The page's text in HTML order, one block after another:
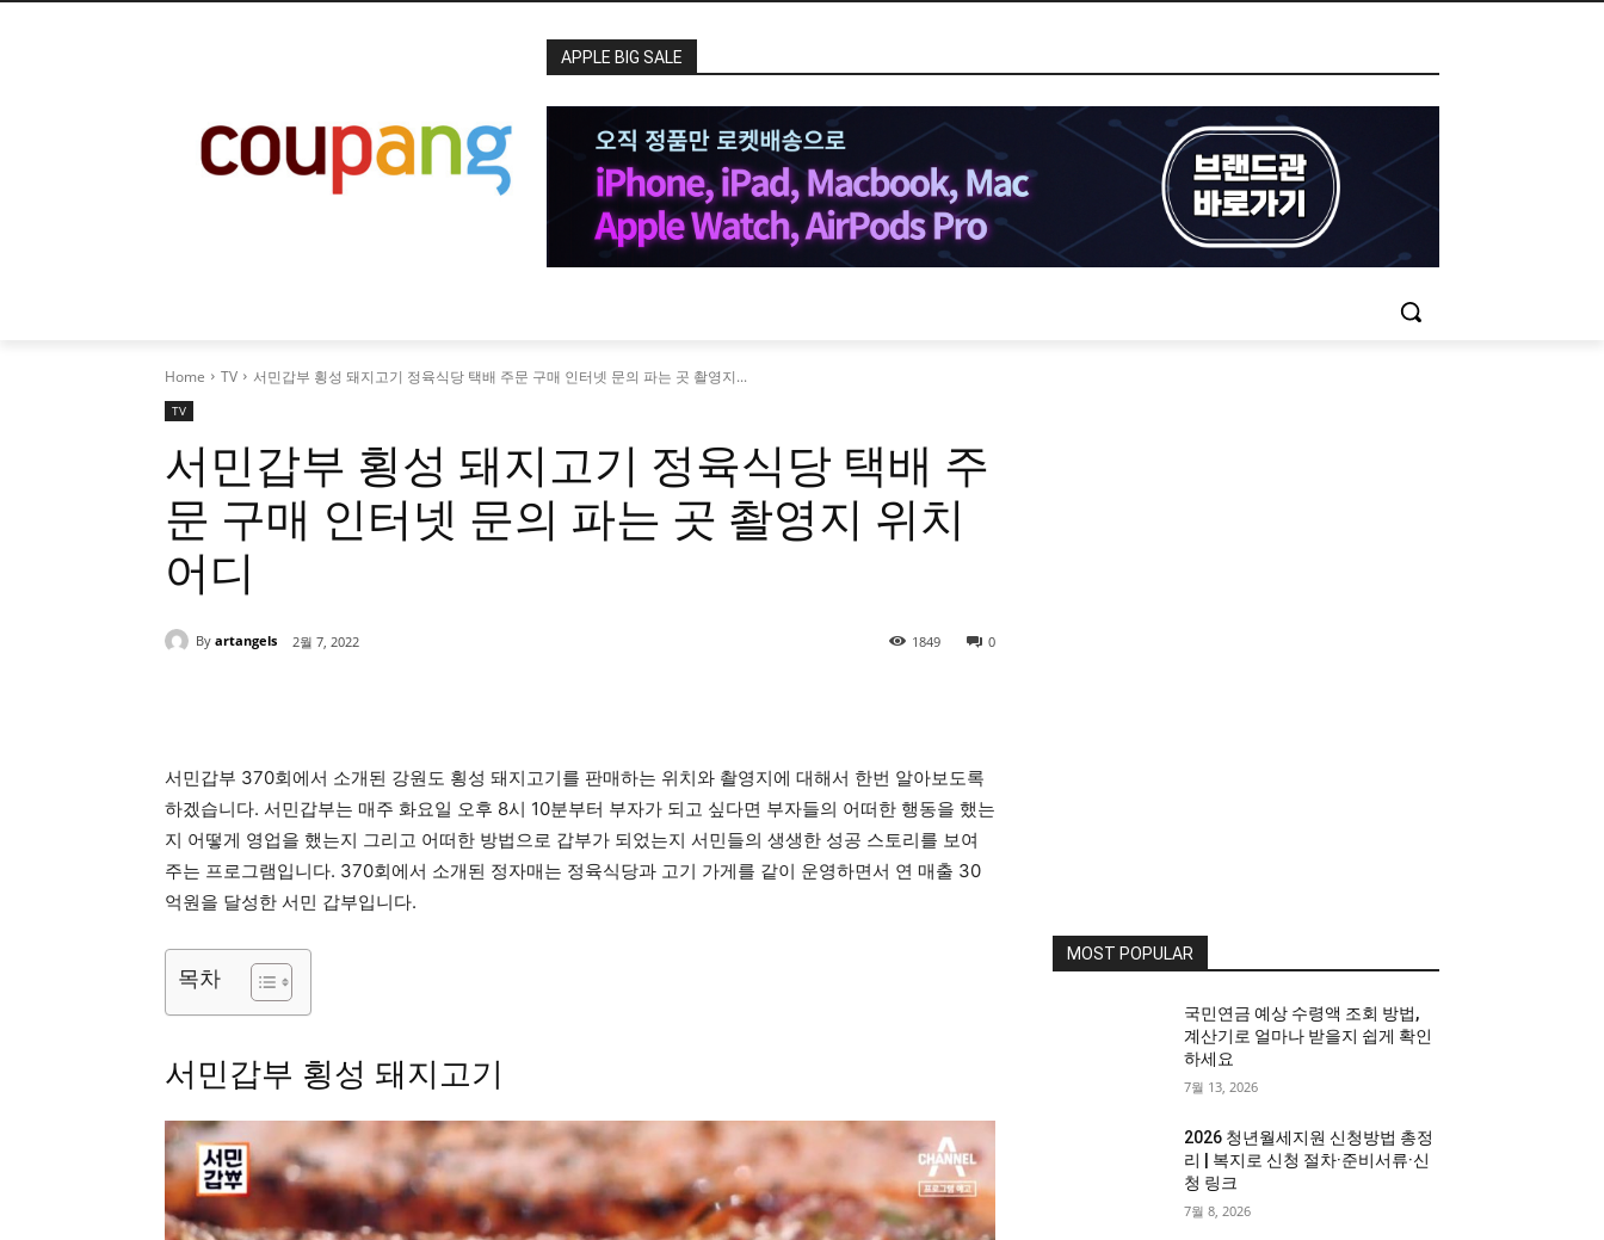
APPLE BIG SALE
Home TV 서민갑부 횡성 돼지고기 정육식당 택배 주문 구매 인터넷 문의 파는 곳 촬영지...
TV
서민갑부 횡성 돼지고기 정육식당 택배 주
문 구매 인터넷 문의 파는 곳 촬영지 위치
어디
By artangels 2월 7, 2022 0
1849
서민갑부 370회에서 소개된 강원도 횡성 돼지고기를 판매하는 위치와 촬영지에 대해서 한번 알아보도록
하겠습니다. 서민갑부는 매주 화요일 오후 8시 10분부터 부자가 되고 싶다면 부자들의 어떠한 행동을 했는
지 어떻게 영업을 했는지 그리고 어떠한 방법으로 갑부가 되었는지 서민들의 생생한 성공 스토리를 보여
주는 프로그램입니다. 370회에서 소개된 정자매는 정육식당과 고기 가게를 같이 운영하면서 연 매출 30
억원을 달성한 서민 갑부입니다.
목차
서민갑부 횡성 돼지고기
MOST POPULAR
국민연금 예상 수령액 조회 방법,
계산기로 얼마나 받을지 쉽게 확인
하세요
7월 13, 2026
2026 청년월세지원 신청방법 총정
리 | 복지로 신청 절차·준비서류·신
청 링크
7월 8, 2026